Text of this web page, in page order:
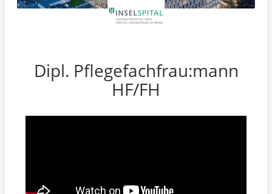
Dipl. Pflegefachfrau:mann
HF/FH